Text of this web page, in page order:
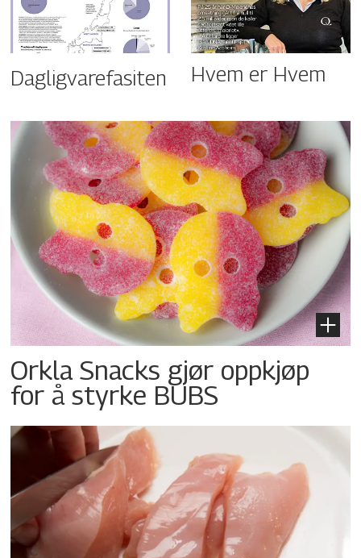
Dagligvarefasiten Hvem er Hvem
Orkla Snacks gjør oppkjøp
for å styrke BUBS